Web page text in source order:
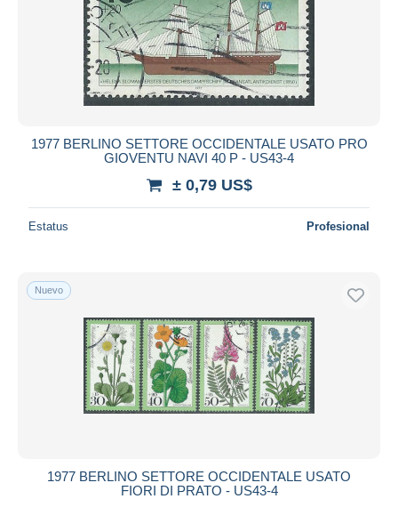
1977 BERLINO SETTORE OCCIDENTALE USATO PRO
GIOVENTU NAVI 40 P - US43-4
± 0,79 US$
Estatus Profesional
Nuevo
1977 BERLINO SETTORE OCCIDENTALE USATO
FIORI DI PRATO - US43-4